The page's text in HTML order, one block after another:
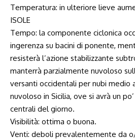
Temperatura: in ulteriore lieve
ISOLE
Tempo: la componente ciclonica
ingerenza su bacini di ponente,
resisterà l’azione stabilizzante
manterrà parzialmente nuvoloso
versanti occidentali per nubi medio
nuvoloso in Sicilia, ove si avrà un
centrali del giorno.
Visibilità: ottima o buona.
Venti: deboli prevalentemente da